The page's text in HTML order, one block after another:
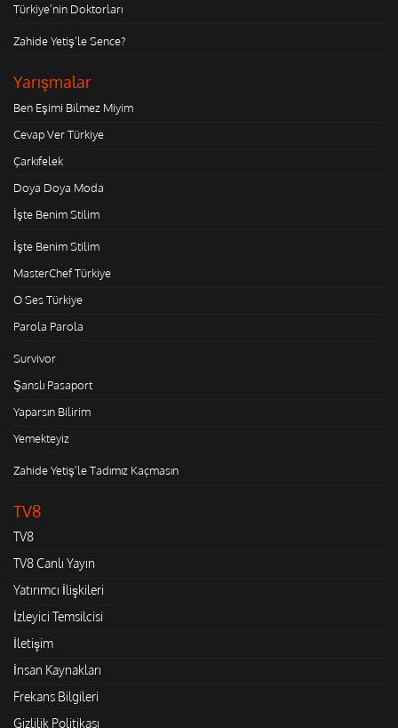
Türkiye'nin Doktorları
Zahide Yetiş'le Sence?
Yarışmalar
Ben Eşimi Bilmez Miyim
Cevap Ver Türkiye
Çarkıfelek
Doya Doya Moda
İşte Benim Stilim
İşte Benim Stilim
MasterChef Türkiye
O Ses Türkiye
Parola Parola
Survivor
Şanslı Pasaport
Yaparsın Bilirim
Yemekteyiz
Zahide Yetiş'le Tadımız Kaçmasın
TV8
TV8
TV8 Canlı Yayın
Yatırımcı İlişkileri
İzleyici Temsilcisi
İletişim
İnsan Kaynakları
Frekans Bilgileri
Gizlilik Politikası